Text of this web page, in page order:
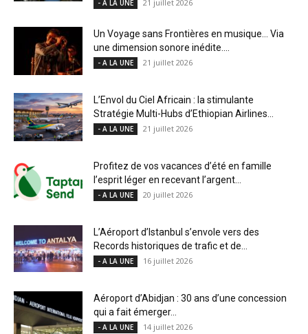
- A LA UNE 21 juillet 2026
Un Voyage sans Frontières en musique… Via
une dimension sonore inédite....
- A LA UNE 21 juillet 2026
L’Envol du Ciel Africain : la stimulante
Stratégie Multi-Hubs d’Ethiopian Airlines...
- A LA UNE 21 juillet 2026
Profitez de vos vacances d’été en famille
l’esprit léger en recevant l’argent...
- A LA UNE 20 juillet 2026
L’Aéroport d’Istanbul s’envole vers des
Records historiques de trafic et de...
- A LA UNE 16 juillet 2026
Aéroport d’Abidjan : 30 ans d’une concession
qui a fait émerger...
- A LA UNE 14 juillet 2026